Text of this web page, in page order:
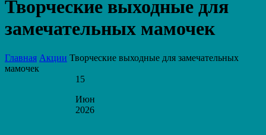
Творческие выходные для
замечательных мамочек
Главная Акции Творческие выходные для замечательных
мамочек
15
Июн
2026